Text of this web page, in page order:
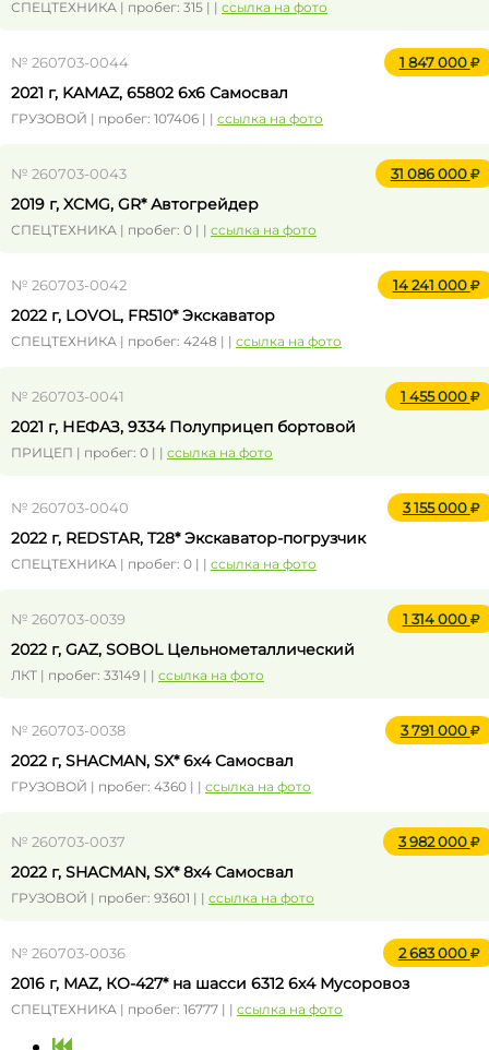
СПЕЦТЕХНИКА | пробег: 315 | | ссылка на фото
№ 260703-0044 1 847 000
2021 г, KAMAZ, 65802 6x6 Самосвал
ГРУЗОВОЙ | пробег: 107406 | | ссылка на фото
№ 260703-0043 31 086 000
2019 г, XCMG, GR* Автогрейдер
СПЕЦТЕХНИКА | пробег: 0 | | ссылка на фото
№ 260703-0042 14 241 000
2022 г, LOVOL, FR510* Экскаватор
СПЕЦТЕХНИКА | пробег: 4248 | | ссылка на фото
№ 260703-0041 1 455 000
2021 г, НЕФАЗ, 9334 Полуприцеп бортовой
ПРИЦЕП | пробег: 0 | | ссылка на фото
№ 260703-0040 3 155 000
2022 г, REDSTAR, T28* Экскаватор-погрузчик
СПЕЦТЕХНИКА | пробег: 0 | | ссылка на фото
№ 260703-0039 1 314 000
2022 г, GAZ, SOBOL Цельнометаллический
ЛКТ | пробег: 33149 | | ссылка на фото
№ 260703-0038 3 791 000
2022 г, SHACMAN, SX* 6x4 Самосвал
ГРУЗОВОЙ | пробег: 4360 | | ссылка на фото
№ 260703-0037 3 982 000
2022 г, SHACMAN, SX* 8x4 Самосвал
ГРУЗОВОЙ | пробег: 93601 | | ссылка на фото
№ 260703-0036 2 683 000
2016 г, MAZ, КО-427* на шасси 6312 6x4 Мусоровоз
СПЕЦТЕХНИКА | пробег: 16777 | | ссылка на фото